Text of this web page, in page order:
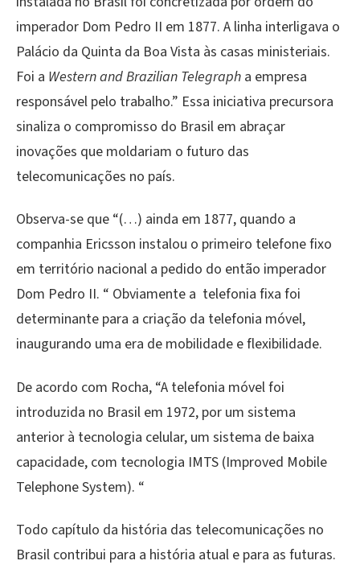
imperador Dom Pedro II em 1877. A linha interligava o
Palácio da Quinta da Boa Vista às casas ministeriais.
Foi a Western and Brazilian Telegraph a empresa
responsável pelo trabalho.” Essa iniciativa precursora
sinaliza o compromisso do Brasil em abraçar
inovações que moldariam o futuro das
telecomunicações no país.
Observa-se que “(…) ainda em 1877, quando a
companhia Ericsson instalou o primeiro telefone fixo
em território nacional a pedido do então imperador
Dom Pedro II. “ Obviamente a telefonia fixa foi
determinante para a criação da telefonia móvel,
inaugurando uma era de mobilidade e flexibilidade.
De acordo com Rocha, “A telefonia móvel foi
introduzida no Brasil em 1972, por um sistema
anterior à tecnologia celular, um sistema de baixa
capacidade, com tecnologia IMTS (Improved Mobile
Telephone System). “
Todo capítulo da história das telecomunicações no
Brasil contribui para a história atual e para as futuras.